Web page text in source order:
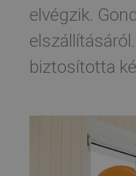
elvégzik.
biztosította